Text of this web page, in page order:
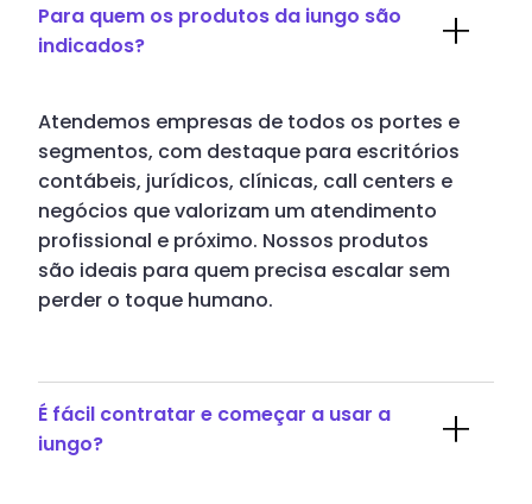
Para quem os produtos da iungo são
indicados?
Atendemos empresas de todos os portes e
segmentos, com destaque para escritórios
contábeis, jurídicos, clínicas, call centers e
negócios que valorizam um atendimento
profissional e próximo. Nossos produtos
são ideais para quem precisa escalar sem
perder o toque humano.
É fácil contratar e começar a usar a
iungo?